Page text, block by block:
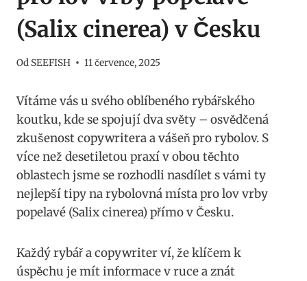
(Salix cinerea) v Česku
Od SEEFISH 11 července, 2025
Vítáme vás u svého oblíbeného⁤ rybářského
‌koutku,‍ kde se ​spojují dva světy – osvědčená
‍zkušenost⁤ copywritera⁤ a vášeň pro rybolov. S
více než desetiletou praxí v obou těchto​
oblastech jsme se rozhodli nasdílet s vámi ty
nejlepší‍ tipy na rybolovná místa pro lov ​vrby
popelavé ‌(Salix‍ cinerea)‌ přímo v Česku.
Každý rybář a copywriter ví,⁣ že klíčem k
úspěchu je mít informace v ruce a znát